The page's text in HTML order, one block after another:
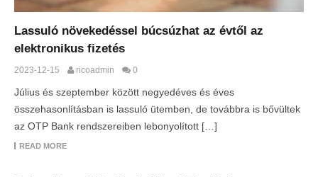
Lassuló növekedéssel búcsúzhat az évtől az
elektronikus fizetés
2023-12-15 ricoadmin 0
Július és szeptember között negyedéves és éves
összehasonlításban is lassuló ütemben, de továbbra is bővültek
az OTP Bank rendszereiben lebonyolított […]
READ MORE